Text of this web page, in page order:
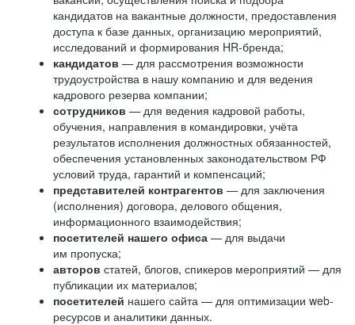
кандидатов на вакантные должности, предоставления
доступа к базе данных, организацию мероприятий,
исследований и формирования HR-бренда;
кандидатов — для рассмотрения возможности
трудоустройства в нашу компанию и для ведения
кадрового резерва компании;
сотрудников — для ведения кадровой работы,
обучения, направления в командировки, учёта
результатов исполнения должностных обязанностей,
обеспечения установленных законодательством РФ
условий труда, гарантий и компенсаций;
представителей контрагентов — для заключения
(исполнения) договора, делового общения,
информационного взаимодействия;
посетителей нашего офиса — для выдачи
им пропуска;
авторов статей, блогов, спикеров мероприятий — для
публикации их материалов;
посетителей нашего сайта — для оптимизации web-
ресурсов и аналитики данных.